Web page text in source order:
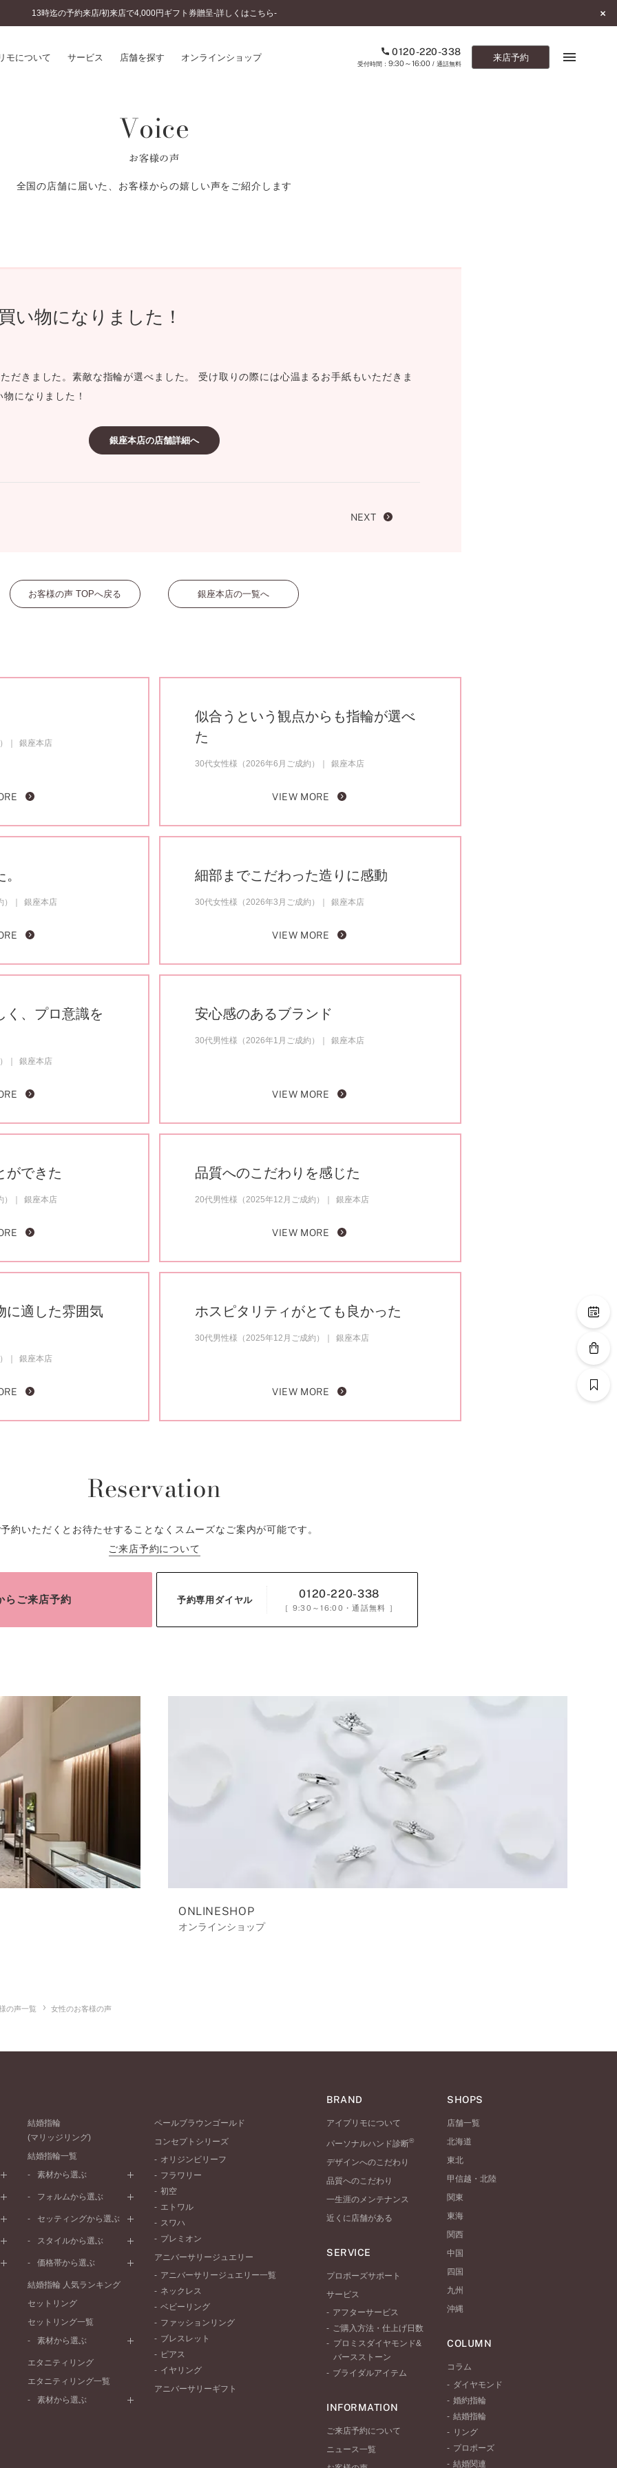
13時迄の予約来店/初来店で4,000円ギフト券贈呈-詳しくはこちら-
モについて サービス 店舗を探す オンラインショップ 0120-220-338
9:30～16:00/ 通話無料
来店予約
のこだわり
スダイヤモンド&バースストー
ーズサポート
婚約指輪とは
結婚指輪とは
セットリングとは
ショップブログ
Voice
お客様の声
全国の店舗に届いた、お客様からの嬉しい声をご紹介します
い物になりました！
だきました。素敵な指輪が選べました。 受け取りの際には心温まるお手紙もいただきま
になりました！
銀座本店の店舗詳細へ
NEXT
お客様の声 TOPへ戻る 銀座本店の一覧へ
銀座本店
似合うという観点からも指輪が選べ
た
30代女性様（2026年6月ご成約） 銀座本店
VIEW MORE
銀座本店
細部までこだわった造りに感動
30代女性様（2026年3月ご成約） 銀座本店
VIEW MORE
く、プロ意識を
銀座本店
安心感のあるブランド
30代男性様（2026年1月ご成約） 銀座本店
VIEW MORE
ができた
銀座本店
品質へのこだわりを感じた
20代男性様（2025年12月ご成約） 銀座本店
VIEW MORE
に適した雰囲気
銀座本店
ホスピタリティがとても良かった
30代男性様（2025年12月ご成約） 銀座本店
VIEW MORE
Reservation
約いただくとお待たせすることなくスムーズなご案内が可能です。
ご来店予約について
らご来店予約 予約専用ダイヤル 0120-220-338
［ 9:30～16:00 ・通話無料 ］
ONLINESHOP
オンラインショップ
の声一覧 女性のお客様の声
結婚指輪
(マリッジリング)
結婚指輪一覧
素材から選ぶ
プラチナ
ピンクゴールド
ペールブラウンゴールド
フォルムから選ぶ
ストレートライン
V字ライン
セッティングから選ぶ
プレーン
セベラルメレ
ラインメレ
スタイルから選ぶ
シンプル
モード
エレガント
ゴージャス
価格帯から選ぶ
50万円～
20万円～30万円
10万円～20万円
結婚指輪 人気ランキング
セットリング
セットリング一覧
素材から選ぶ
プラチナ
ペールブラウンゴールド
エタニティリング
エタニティリング一覧
素材から選ぶ
ペールブラウンゴールド
コンセプトシリーズ
オリジンビリーフ
フラワリー
初空
エトワル
スワハ
プレミオン
アニバーサリージュエリー
アニバーサリージュエリー一覧
ネックレス
ベビーリング
ファッションリング
ブレスレット
ピアス
イヤリング
アニバーサリーギフト
BRAND
アイプリモについて
パーソナルハンド診断®
デザインへのこだわり
品質へのこだわり
一生涯のメンテナンス
近くに店舗がある
SERVICE
プロポーズサポート
サービス
アフターサービス
ご購入方法・仕上げ日数
プロミスダイヤモンド&
バースストーン
ブライダルアイテム
INFORMATION
ご来店予約について
ニュース一覧
SHOPS
店舗一覧
北海道
東北
甲信越・北陸
関東
東海
関西
中国
四国
九州
沖縄
COLUMN
コラム
ダイヤモンド
婚約指輪
結婚指輪
リング
プロポーズ
結婚関連